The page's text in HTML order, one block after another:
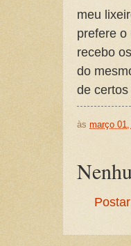
meu
prefere o
recebo
do
de
às março